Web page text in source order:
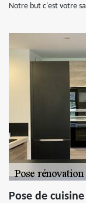
Notre but c'est votre
Pose de